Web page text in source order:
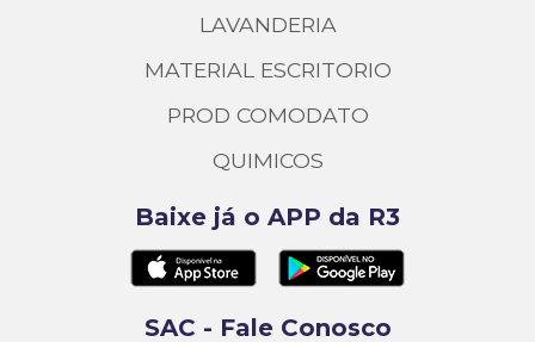
LAVANDERIA
MATERIAL ESCRITORIO
PROD COMODATO
QUIMICOS
Baixe já o APP da R3
SAC - Fale Conosco